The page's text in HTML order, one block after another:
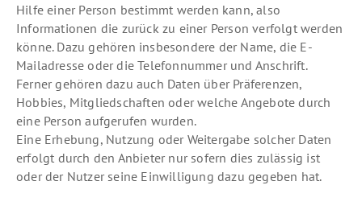
Hilfe einer Person bestimmt werden kann, also
Informationen die zurück zu einer Person verfolgt werden
könne. Dazu gehören insbesondere der Name, die E-
Mailadresse oder die Telefonnummer und Anschrift.
Ferner gehören dazu auch Daten über Präferenzen,
Hobbies, Mitgliedschaften oder welche Angebote durch
eine Person aufgerufen wurden.
Eine Erhebung, Nutzung oder Weitergabe solcher Daten
erfolgt durch den Anbieter nur sofern dies zulässig ist
oder der Nutzer seine Einwilligung dazu gegeben hat.